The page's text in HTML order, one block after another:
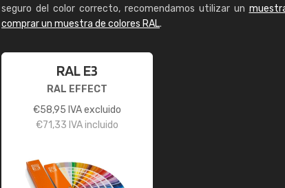
seguro del color correcto, recomendamos utilizar un
comprar un muestra de colores RAL.
RAL E3
RAL EFFECT
€58,95 IVA excluido
€71,33 IVA incluido